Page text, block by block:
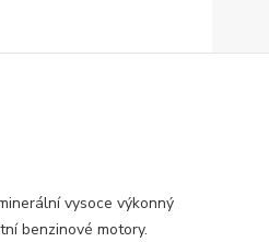
vysoce výkonný
benzinové motory.